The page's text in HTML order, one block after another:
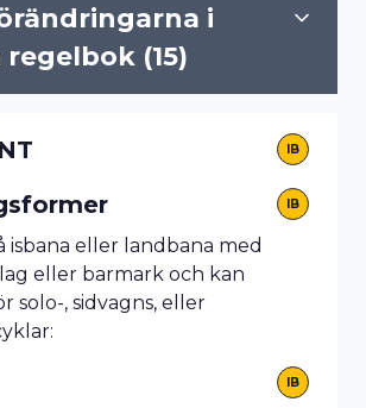
i
regelbok (15)
IB
IB
isbana eller landbana med
eller barmark och kan
solo-, sidvagns, eller
IB